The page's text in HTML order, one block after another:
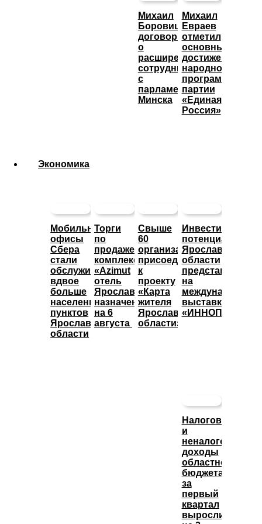
Михаил
Боровицкий
договорился
о
расширении
сотрудничества
с
парламентом
Минска
Михаил
Евраев
отметил
основные
достижения
народной
программы
партии
«Единая
Россия»
Экономика
Мобильные
офисы
Сбера
стали
обслуживать
вдвое
больше
населенных
пунктов
Ярославской
области
Торги
по
продаже
комплекса
«Azimut
отель
Ярославль»
назначены
на 6
августа
Свыше
60
организаций
присоединились
к
проекту
«Карта
жителя
Ярославской
области»
потенциал
Ярославской
области
представят
на
международной
выставке
«ИННОПРОМ»
Налоговые
и
неналоговые
доходы
областного
бюджета
за
первый
квартал
выросли